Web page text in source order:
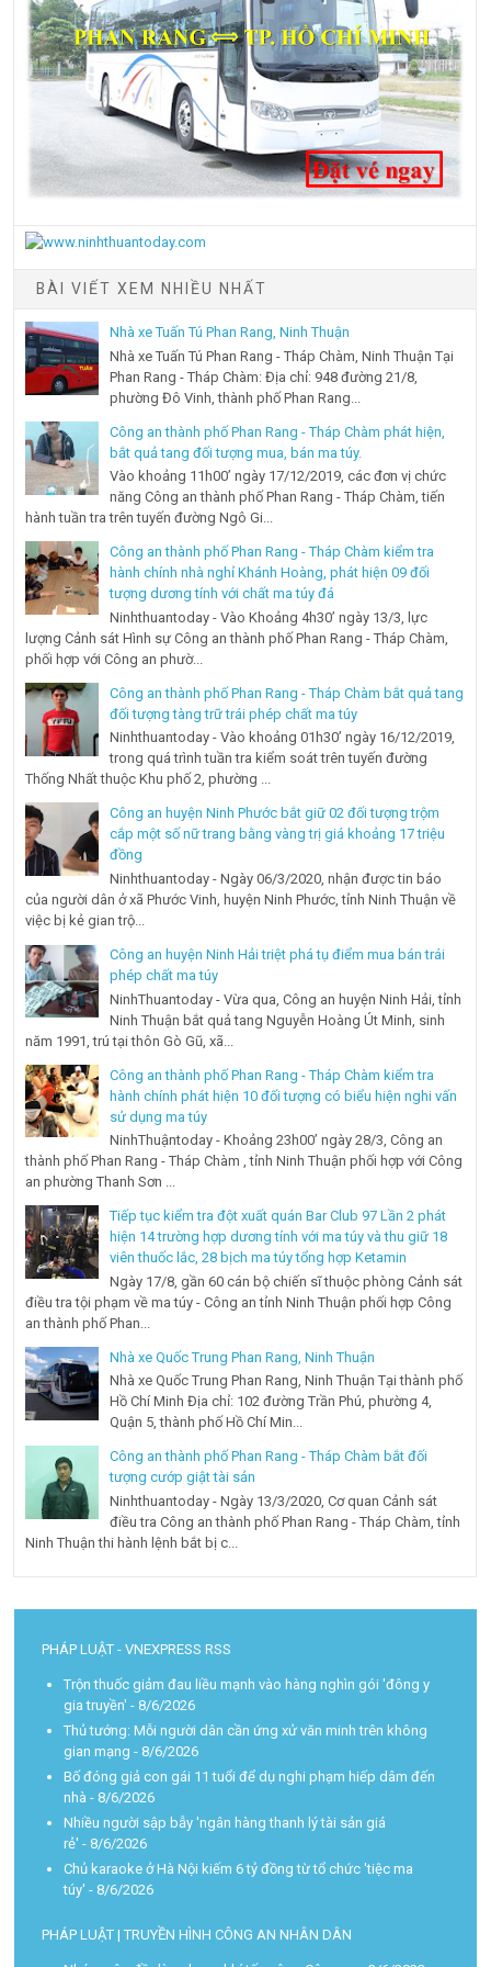
BÀI VIẾT XEM NHIỀU NHẤT
Nhà xe Tuấn Tú Phan Rang, Ninh Thuận
Nhà xe Tuấn Tú Phan Rang - Tháp Chàm, Ninh Thuận Tại
Phan Rang - Tháp Chàm: Địa chỉ: 948 đường 21/8,
phường Đô Vinh, thành phố Phan Rang...
Công an thành phố Phan Rang - Tháp Chàm phát hiện,
bắt quả tang đối tượng mua, bán ma túy.
Vào khoảng 11h00’ ngày 17/12/2019, các đơn vị chức
năng Công an thành phố Phan Rang - Tháp Chàm, tiến
hành tuần tra trên tuyến đường Ngô Gi...
Công an thành phố Phan Rang - Tháp Chàm kiểm tra
hành chính nhà nghỉ Khánh Hoàng, phát hiện 09 đối
tượng dương tính với chất ma túy đá
Ninhthuantoday - Vào Khoảng 4h30’ ngày 13/3, lực
lượng Cảnh sát Hình sự Công an thành phố Phan Rang - Tháp Chàm,
phối hợp với Công an phườ...
Công an thành phố Phan Rang - Tháp Chàm bắt quả tang
đối tượng tàng trữ trái phép chất ma túy
Ninhthuantoday - Vào khoảng 01h30’ ngày 16/12/2019,
trong quá trình tuần tra kiểm soát trên tuyến đường
Thống Nhất thuộc Khu phố 2, phường ...
Công an huyện Ninh Phước bắt giữ 02 đối tượng trộm
cắp một số nữ trang bằng vàng trị giá khoảng 17 triệu
đồng
Ninhthuantoday - Ngày 06/3/2020, nhận được tin báo
của người dân ở xã Phước Vinh, huyện Ninh Phước, tỉnh Ninh Thuận về
việc bị kẻ gian trộ...
Công an huyện Ninh Hải triệt phá tụ điểm mua bán trái
phép chất ma túy
NinhThuantoday - Vừa qua, Công an huyện Ninh Hải, tỉnh
Ninh Thuận bắt quả tang Nguyễn Hoàng Út Minh, sinh
năm 1991, trú tại thôn Gò Gũ, xã...
Công an thành phố Phan Rang - Tháp Chàm kiểm tra
hành chính phát hiện 10 đối tượng có biểu hiện nghi vấn
sử dụng ma túy
NinhThuậntoday - Khoảng 23h00’ ngày 28/3, Công an
thành phố Phan Rang - Tháp Chàm , tỉnh Ninh Thuận phối hợp với Công
an phường Thanh Sơn ...
Tiếp tục kiểm tra đột xuất quán Bar Club 97 Lần 2 phát
hiện 14 trường hợp dương tính với ma túy và thu giữ 18
viên thuốc lắc, 28 bịch ma túy tổng hợp Ketamin
Ngày 17/8, gần 60 cán bộ chiến sĩ thuộc phòng Cảnh sát
điều tra tội phạm về ma túy - Công an tỉnh Ninh Thuận phối hợp Công
an thành phố Phan...
Nhà xe Quốc Trung Phan Rang, Ninh Thuận
Nhà xe Quốc Trung Phan Rang, Ninh Thuận Tại thành phố
Hồ Chí Minh Địa chỉ: 102 đường Trần Phú, phường 4,
Quận 5, thành phố Hồ Chí Min...
Công an thành phố Phan Rang - Tháp Chàm bắt đối
tượng cướp giật tài sản
Ninhthuantoday - Ngày 13/3/2020, Cơ quan Cảnh sát
điều tra Công an thành phố Phan Rang - Tháp Chàm, tỉnh
Ninh Thuận thi hành lệnh bắt bị c...
PHÁP LUẬT - VNEXPRESS RSS
Trộn thuốc giảm đau liều mạnh vào hàng nghìn gói 'đông y
gia truyền' - 8/6/2026
Thủ tướng: Mỗi người dân cần ứng xử văn minh trên không
gian mạng - 8/6/2026
Bố đóng giả con gái 11 tuổi để dụ nghi phạm hiếp dâm đến
nhà - 8/6/2026
Nhiều người sập bẫy 'ngân hàng thanh lý tài sản giá
rẻ' - 8/6/2026
Chủ karaoke ở Hà Nội kiếm 6 tỷ đồng từ tổ chức 'tiệc ma
túy' - 8/6/2026
PHÁP LUẬT | TRUYỀN HÌNH CÔNG AN NHÂN DÂN